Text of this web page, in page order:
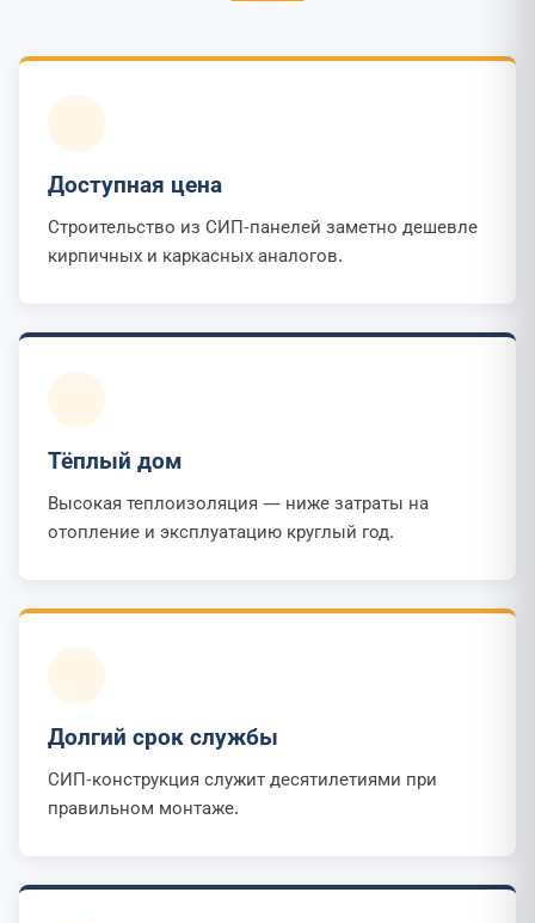
Доступная цена
Строительство из СИП-панелей заметно дешевле
кирпичных и каркасных аналогов.
Тёплый дом
Высокая теплоизоляция — ниже затраты на
отопление и эксплуатацию круглый год.
Долгий срок службы
СИП-конструкция служит десятилетиями при
правильном монтаже.